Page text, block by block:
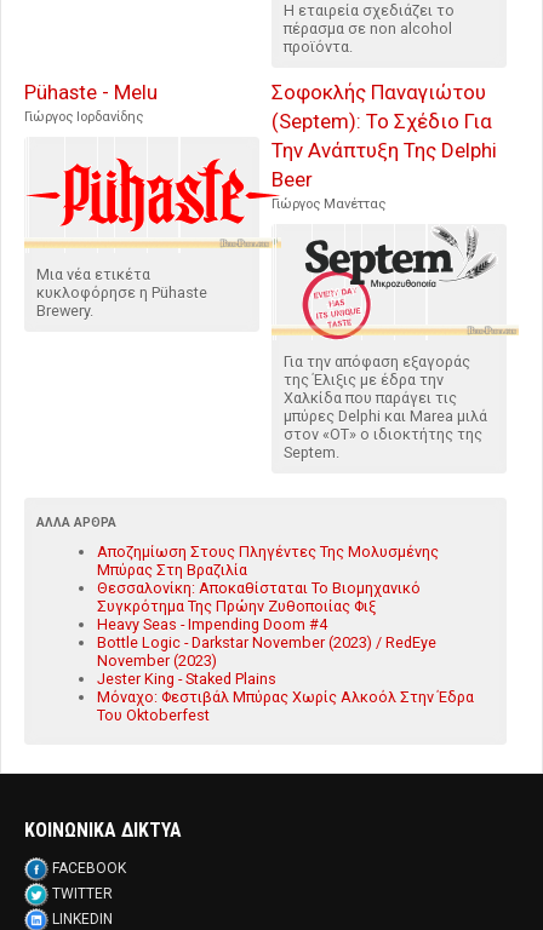
Η εταιρεία σχεδιάζει το
πέρασμα σε non alcohol
προϊόντα.
Pühaste - Melu
Γιώργος Ιορδανίδης
Μια νέα ετικέτα
κυκλοφόρησε η Pühaste
Brewery.
Σοφοκλής Παναγιώτου
(Septem): Το Σχέδιο Για
Την Ανάπτυξη Της Delphi
Beer
Γιώργος Μανέττας
Για την απόφαση εξαγοράς
της Έλιξις με έδρα την
Χαλκίδα που παράγει τις
μπύρες Delphi και Marea μιλά
στον «ΟΤ» ο ιδιοκτήτης της
Septem.
ΆΛΛΑ ΆΡΘΡΑ
Αποζημίωση Στους Πληγέντες Της Μολυσμένης
Μπύρας Στη Βραζιλία
Θεσσαλονίκη: Αποκαθίσταται Το Βιομηχανικό
Συγκρότημα Της Πρώην Ζυθοποιίας Φιξ
Heavy Seas - Impending Doom #4
Bottle Logic - Darkstar November (2023) / RedEye
November (2023)
Jester King - Staked Plains
Μόναχο: Φεστιβάλ Μπύρας Χωρίς Αλκοόλ Στην Έδρα
Του Oktoberfest
ΚΟΙΝΩΝΙΚΑ ΔΙΚΤΥΑ
FACEBOOK
TWITTER
LINKEDIN